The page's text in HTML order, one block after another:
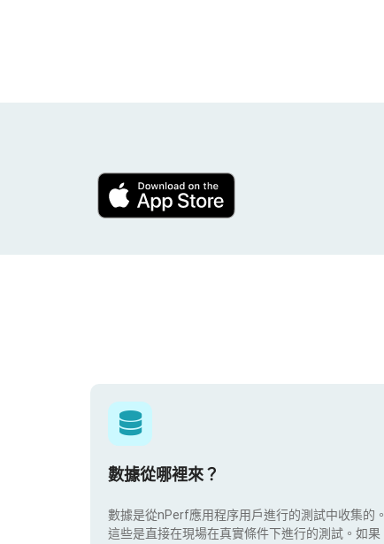
數據從哪裡來？
數據是從nPerf應用程序用戶進行的測試中收集的。
這些是直接在現場在真實條件下進行的測試。如果